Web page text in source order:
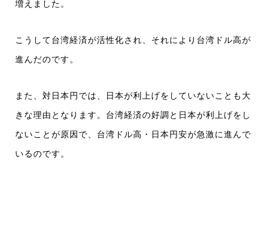
増えました。
こうして台湾経済が活性化され、それにより台湾ドル高が
進んだのです。
また、対日本円では、日本が利上げをしていないことも大
きな理由となります。台湾経済の好調と日本が利上げをし
ないことが原因で、台湾ドル高・日本円安が急激に進んで
いるのです。